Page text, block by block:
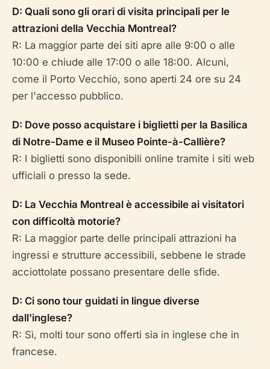
D: Quali sono gli orari di visita principali per le
attrazioni della Vecchia Montreal?
R: La maggior parte dei siti apre alle 9:00 o alle
10:00 e chiude alle 17:00 o alle 18:00. Alcuni,
come il Porto Vecchio, sono aperti 24 ore su 24
per l'accesso pubblico.
D: Dove posso acquistare i biglietti per la Basilica
di Notre-Dame e il Museo Pointe-à-Callière?
R: I biglietti sono disponibili online tramite i siti web
ufficiali o presso la sede.
D: La Vecchia Montreal è accessibile ai visitatori
con difficoltà motorie?
R: La maggior parte delle principali attrazioni ha
ingressi e strutture accessibili, sebbene le strade
acciottolate possano presentare delle sfide.
D: Ci sono tour guidati in lingue diverse
dall'inglese?
R: Sì, molti tour sono offerti sia in inglese che in
francese.